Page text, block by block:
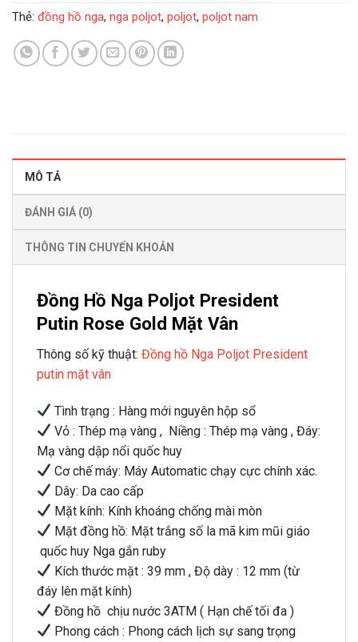
Thẻ: đồng hồ nga, nga poljot, poljot, poljot nam
MÔ TẢ
ĐÁNH GIÁ (0)
THÔNG TIN CHUYỂN KHOẢN
Đồng Hồ Nga Poljot President
Putin Rose Gold Mặt Vân
Thông số kỹ thuật: Đồng hồ Nga Poljot President
putin mặt vân
Tình trạng : Hàng mới nguyên hộp sổ
Vỏ : Thép mạ vàng , Niềng : Thép mạ vàng , Đáy:
Mạ vàng dập nổi quốc huy
Cơ chế máy: Máy Automatic chạy cực chính xác.
Dây: Da cao cấp
Mặt kính: Kính khoáng chống mài mòn
Mặt đồng hồ: Mặt trắng số la mã kim mũi giáo
quốc huy Nga gắn ruby
Kích thước mặt : 39 mm , Độ dày : 12 mm (từ
đáy lên mặt kính)
Đồng hồ chịu nước 3ATM ( Hạn chế tối đa )
Phong cách : Phong cách lịch sự sang trọng